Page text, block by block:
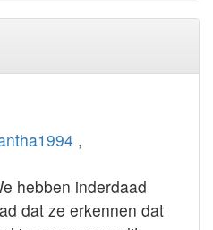
,
hebben inderdaad
dat ze erkennen dat